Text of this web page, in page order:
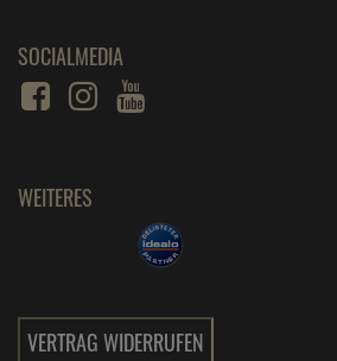
SOCIALMEDIA
WEITERES
VERTRAG WIDERRUFEN